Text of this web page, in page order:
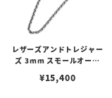
レザーズアンドトレジャー
ズ 3mm スモールオーバ
ブスタークラスプ＆LTロ
¥15,400